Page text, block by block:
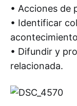
• Acciones de
• Identificar
• Difundir y
relacionada.